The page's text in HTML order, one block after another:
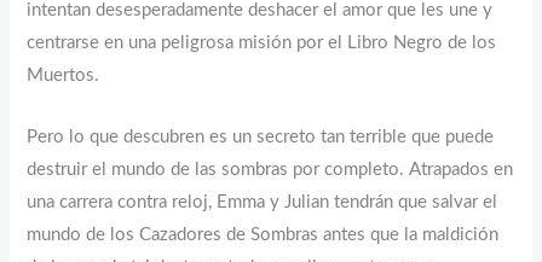
intentan desesperadamente deshacer el amor que les une y
centrarse en una peligrosa misión por el Libro Negro de los
Muertos.
Pero lo que descubren es un secreto tan terrible que puede
destruir el mundo de las sombras por completo. Atrapados en
una carrera contra reloj, Emma y Julian tendrán que salvar el
mundo de los Cazadores de Sombras antes que la maldición